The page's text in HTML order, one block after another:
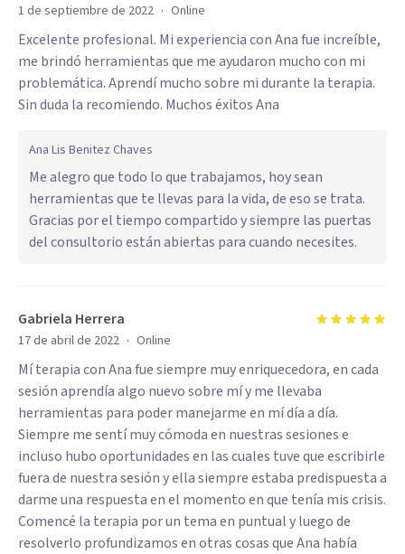
1 de septiembre de 2022 · Online
Excelente profesional. Mi experiencia con Ana fue increíble,
me brindó herramientas que me ayudaron mucho con mi
problemática. Aprendí mucho sobre mi durante la terapia.
Sin duda la recomiendo. Muchos éxitos Ana
Ana Lis Benitez Chaves
Me alegro que todo lo que trabajamos, hoy sean
herramientas que te llevas para la vida, de eso se trata.
Gracias por el tiempo compartido y siempre las puertas
del consultorio están abiertas para cuando necesites.
Gabriela Herrera
17 de abril de 2022 · Online
Mí terapia con Ana fue siempre muy enriquecedora, en cada
sesión aprendía algo nuevo sobre mí y me llevaba
herramientas para poder manejarme en mí día a día.
Siempre me sentí muy cómoda en nuestras sesiones e
incluso hubo oportunidades en las cuales tuve que escribirle
fuera de nuestra sesión y ella siempre estaba predispuesta a
darme una respuesta en el momento en que tenía mis crisis.
Comencé la terapia por un tema en puntual y luego de
resolverlo profundizamos en otras cosas que Ana había